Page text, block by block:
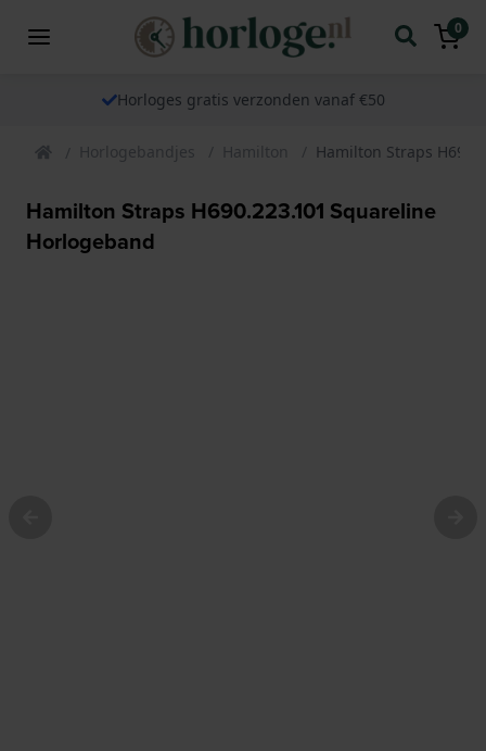
0
Horloges gratis verzonden vanaf €50
Horlogebandjes Hamilton Hamilton Straps
Hamilton Straps H690.223.101 Squareline
Horlogeband